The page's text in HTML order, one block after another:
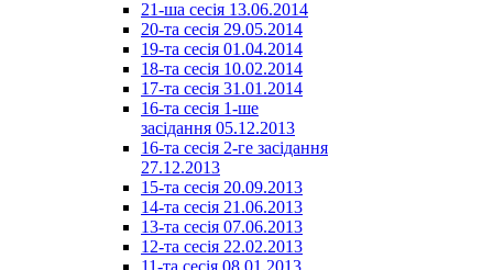
21-ша сесія 13.06.2014
20-та сесія 29.05.2014
19-та сесія 01.04.2014
18-та сесія 10.02.2014
17-та сесія 31.01.2014
16-та сесія 1-ше
засідання 05.12.2013
16-та сесія 2-ге засідання
27.12.2013
15-та сесія 20.09.2013
14-та сесія 21.06.2013
13-та сесія 07.06.2013
12-та сесія 22.02.2013
11-та сесія 08.01.2013